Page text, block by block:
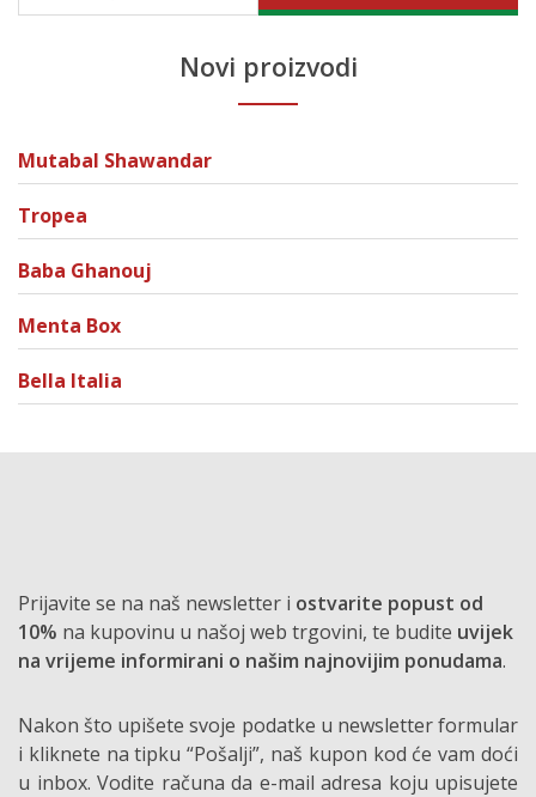
Novi proizvodi
Mutabal Shawandar
Tropea
Baba Ghanouj
Menta Box
Bella Italia
Prijavite se na naš newsletter i ostvarite popust od
10% na kupovinu u našoj web trgovini, te budite uvijek
na vrijeme informirani o našim najnovijim ponudama.
Nakon što upišete svoje podatke u newsletter formular
i kliknete na tipku “Pošalji”, naš kupon kod će vam doći
u inbox. Vodite računa da e-mail adresa koju upisujete